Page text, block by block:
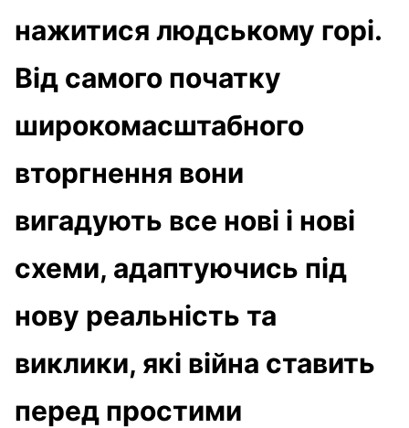
нажитися людському горі.
Від самого початку
широкомасштабного
вторгнення вони
вигадують все нові і нові
схеми, адаптуючись під
нову реальність та
виклики, які війна ставить
перед простими